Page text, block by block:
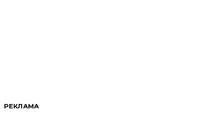
РЕКЛАМА